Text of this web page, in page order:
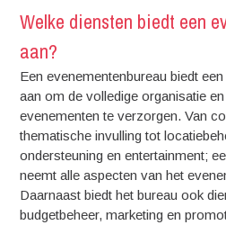
Welke diensten biedt een
aan?
Een evenementenbureau biedt
aan om de volledige organisatie
evenementen te verzorgen. Van
thematische invulling tot
ondersteuning en entertainment;
neemt alle aspecten van het
Daarnaast biedt het bureau ook
budgetbeheer, marketing en